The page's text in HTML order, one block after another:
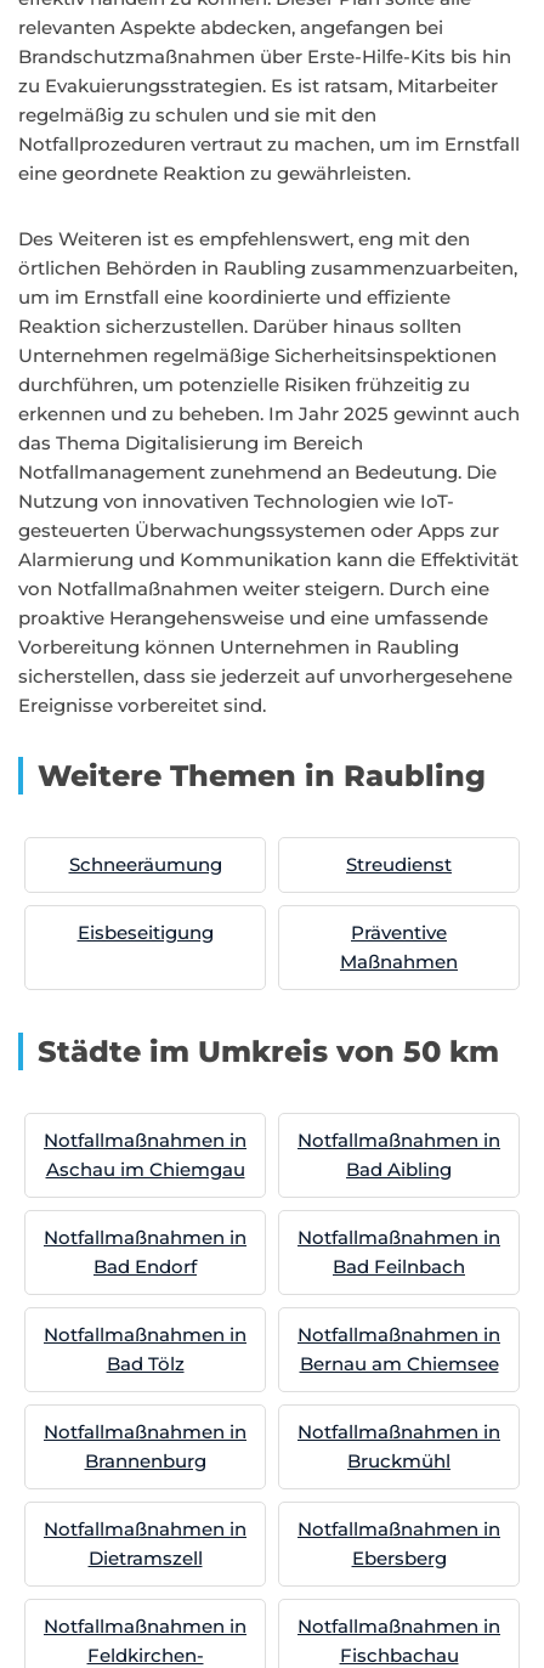
relevanten Aspekte abdecken, angefangen bei
Brandschutzmaßnahmen über Erste-Hilfe-Kits bis hin
zu Evakuierungsstrategien. Es ist ratsam, Mitarbeiter
regelmäßig zu schulen und sie mit den
Notfallprozeduren vertraut zu machen, um im Ernstfall
eine geordnete Reaktion zu gewährleisten.
Des Weiteren ist es empfehlenswert, eng mit den
örtlichen Behörden in Raubling zusammenzuarbeiten,
um im Ernstfall eine koordinierte und effiziente
Reaktion sicherzustellen. Darüber hinaus sollten
Unternehmen regelmäßige Sicherheitsinspektionen
durchführen, um potenzielle Risiken frühzeitig zu
erkennen und zu beheben. Im Jahr 2025 gewinnt auch
das Thema Digitalisierung im Bereich
Notfallmanagement zunehmend an Bedeutung. Die
Nutzung von innovativen Technologien wie IoT-
gesteuerten Überwachungssystemen oder Apps zur
Alarmierung und Kommunikation kann die Effektivität
von Notfallmaßnahmen weiter steigern. Durch eine
proaktive Herangehensweise und eine umfassende
Vorbereitung können Unternehmen in Raubling
sicherstellen, dass sie jederzeit auf unvorhergesehene
Ereignisse vorbereitet sind.
Weitere Themen in Raubling
Schneeräumung Streudienst
Eisbeseitigung
Präventive
Maßnahmen
Städte im Umkreis von 50 km
Notfallmaßnahmen in
Aschau im Chiemgau
Notfallmaßnahmen in
Bad Aibling
Notfallmaßnahmen in
Bad Endorf
Notfallmaßnahmen in
Bad Feilnbach
Notfallmaßnahmen in
Bad Tölz
Notfallmaßnahmen in
Bernau am Chiemsee
Notfallmaßnahmen in
Brannenburg
Notfallmaßnahmen in
Bruckmühl
Notfallmaßnahmen in
Dietramszell
Notfallmaßnahmen in
Ebersberg
Notfallmaßnahmen in
Feldkirchen-
Notfallmaßnahmen in
Fischbachau